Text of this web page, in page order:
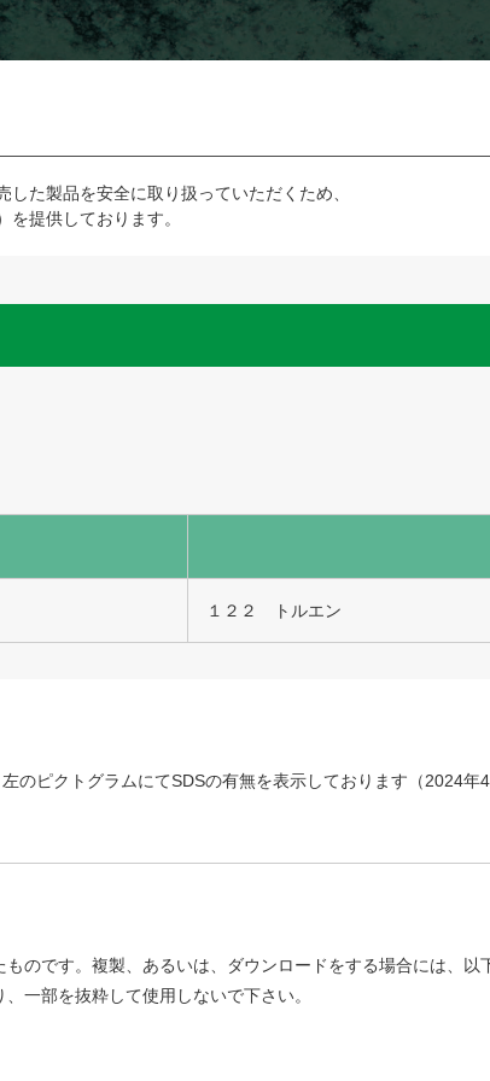
した製品を安全に取り扱っていただくため、
を提供しております。
１２２ トルエン
のピクトグラムにてSDSの有無を表示しております（2024年
のです。複製、あるいは、ダウンロードをする場合には、以
一部を抜粋して使用しないで下さい。